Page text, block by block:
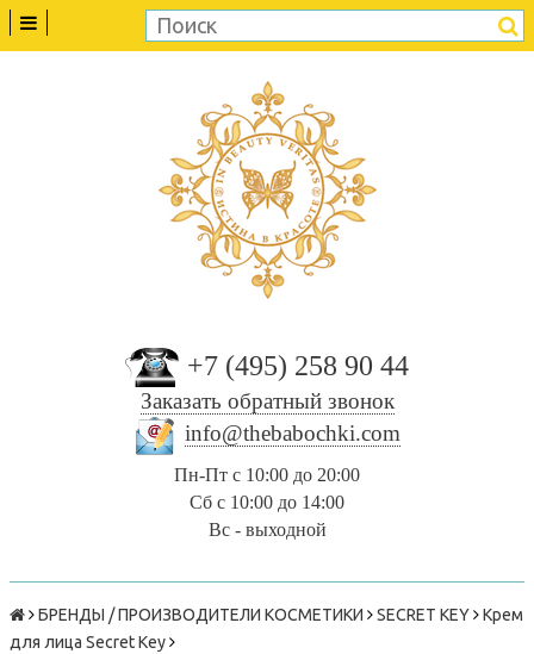
+7 (495) 258 90 44
Заказать обратный звонок
info@thebabochki.com
Пн-Пт с 10:00 до 20:00
Сб с 10:00 до 14:00
Вс - выходной
БРЕНДЫ / ПРОИЗВОДИТЕЛИ КОСМЕТИКИ SECRET KEY
Крем
для лица Secret Key